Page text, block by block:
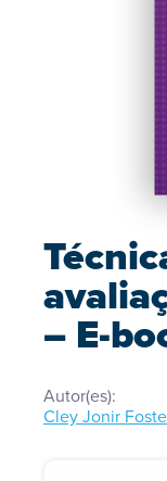
– E-
Autor(es):
Cley Jonir